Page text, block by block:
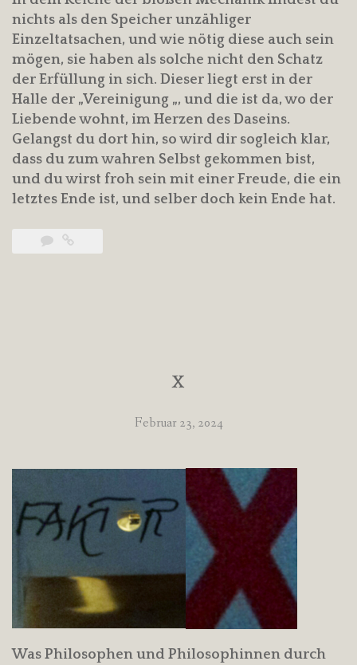
nichts als den Speicher unzähliger
Einzeltatsachen, und wie nötig diese auch sein
mögen, sie haben als solche nicht den Schatz
der Erfüllung in sich. Dieser liegt erst in der
Halle der „Vereinigung „, und die ist da, wo der
Liebende wohnt, im Herzen des Daseins.
Gelangst du dort hin, so wird dir sogleich klar,
dass du zum wahren Selbst gekommen bist,
und du wirst froh sein mit einer Freude, die ein
letztes Ende ist, und selber doch kein Ende hat.
X
Februar 23, 2024
Was Philosophen und Philosophinnen durch